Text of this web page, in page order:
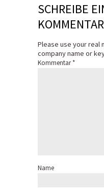
SCHREIBE
KOMMENTAR
Please use your real
company name or
Kommentar*
Name